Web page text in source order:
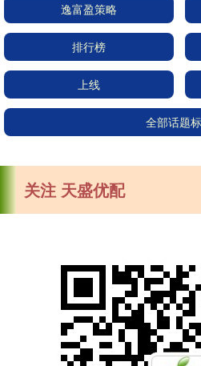
逸富盈策略
排行榜
上线
全部话题
关注 天盛优配